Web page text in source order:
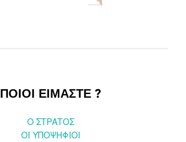
ΠΟΙΟΙ ΕΙΜΑΣΤΕ ?
O ΣΤΡΑΤΟΣ
ΟΙ ΥΠΟΨΗΦΙΟΙ